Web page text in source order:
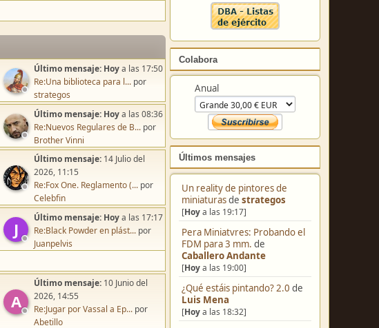
Colabora
Anual
Últimos mensajes
Un reality de pintores de
miniaturasde strategos
[Hoya las 19:17]
Pera Miniatvres: Probando el
FDM para 3 mm. de
Caballero Andante
[Hoya las 19:00]
¿Qué estáis pintando? 2.0 de
Luis Mena
[Hoya las 18:32]
Último mensaje: Hoya las 17:50
Re:Una biblioteca para l... por
strategos
Último mensaje: Hoya las 08:36
Re:Nuevos Regulares de B... por
Brother Vinni
Último mensaje: 14 Julio del
2026, 11:15
Re:Fox One. Reglamento (... por
Celebfin
J
Último mensaje: Hoya las 17:17
Re:Black Powder en plást... por
Juanpelvis
A
Último mensaje: 10 Junio del
2026, 14:55
Re:Jugar por Vassal a Ep... por
Abetillo